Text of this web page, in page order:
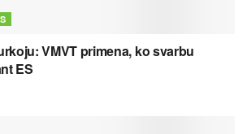
VMVT primena, ko svarbu
ES